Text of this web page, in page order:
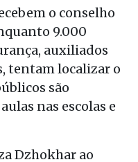
o conselho
9.000
auxiliados
tentam localizar o
são
nas escolas e
Dzhokhar ao